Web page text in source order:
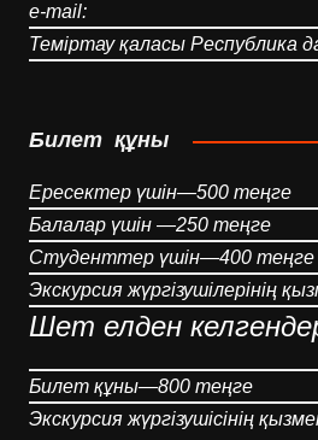
e-mail:
Теміртау қаласы Республика
Билет құны
Ересектер үшін—500 теңге
Балалар үшін —250 теңге
Студенттер үшін—400 теңге
Экскурсия жүргізушілерінің
Шет елден
Билет құны—800 теңге
Экскурсия жүргізушісінің